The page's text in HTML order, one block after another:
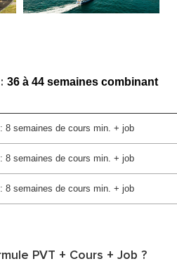
36 à 44 semaines combinant
8 semaines de cours min. + job
8 semaines de cours min. + job
8 semaines de cours min. + job
PVT + Cours + Job ?